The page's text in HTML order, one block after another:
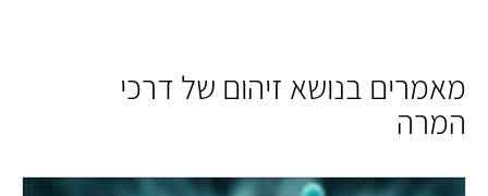
מאמרים בנושא זיהום של דרכי
המרה